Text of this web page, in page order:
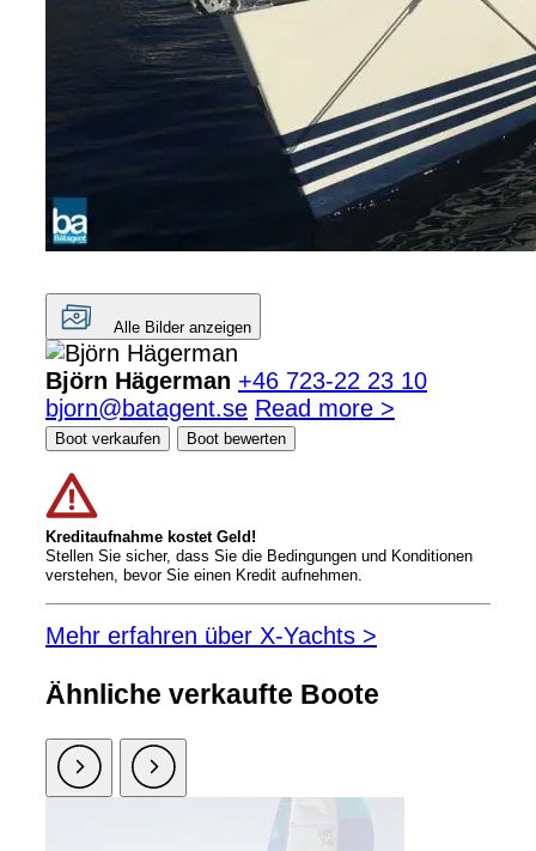
Alle Bilder anzeigen
Björn Hägerman +46 723-22 23 10
bjorn@batagent.se Read more >
Boot verkaufen Boot bewerten
Kreditaufnahme kostet Geld!
Stellen Sie sicher, dass Sie die Bedingungen und Konditionen
verstehen, bevor Sie einen Kredit aufnehmen.
Mehr erfahren über X-Yachts >
Ähnliche verkaufte Boote